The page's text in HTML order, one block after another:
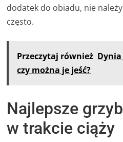
dodatek do obiadu, nie
często.
Przeczytaj również
czy można je jeść?
Najlepsze
w trakcie ciąży